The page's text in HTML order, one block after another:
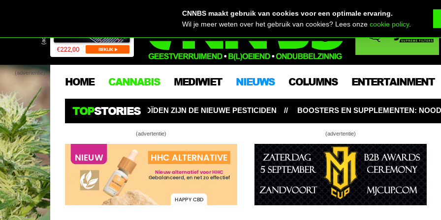
(advertentie)
(advertentie)
HOME CANNABIS MEDIWIET NIEUWS COLUMNS ENTERTAINMENT
TOPSTORIES
CANNABINOÏDEN ZIJN DE NIEUWE PESTICIDEN BOOSTERS EN SUPPLEMENTEN: NOODZAKELIJK VOOR
(advertentie) (advertentie)
Wietsmokkel in dropzak op Curaçao lukt niet
CNNBS maakt gebruik van cookies voor een optimale ervaring.
Wil je meer weten over het gebruik van cookies? Lees onzecookie policy.